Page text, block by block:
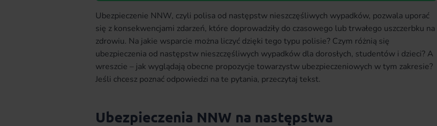
Ubezpieczenie NNW, czyli polisa od następstw nieszczęśliwych wypadków, pozwala uporać
się z konsekwencjami zdarzeń, które doprowadziły do czasowego lub trwałego uszczerbku na
zdrowiu. Na jakie wsparcie można liczyć dzięki tego typu polisie? Czym różnią się
ubezpieczenia od następstw nieszczęśliwych wypadków dla dorosłych, studentów i dzieci? A
wreszcie – jak wyglądają obecne propozycje towarzystw ubezpieczeniowych w tym zakresie?
Jeśli chcesz poznać odpowiedzi na te pytania, przeczytaj tekst.
Ubezpieczenia NNW na następstwa